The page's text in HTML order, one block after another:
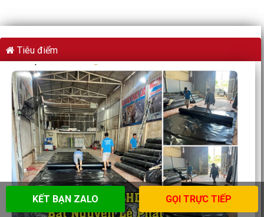
Tiêu điểm
KẾT BẠN ZALO GỌI TRỰC TIẾP